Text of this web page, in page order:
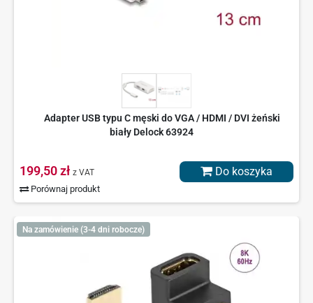
Adapter USB typu C męski do VGA / HDMI / DVI żeński
biały Delock 63924
199,50 zł z VAT
Porównaj produkt
Do koszyka
Na zamówienie (3-4 dni robocze)